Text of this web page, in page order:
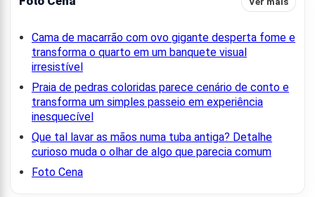
Cama de macarrão com ovo gigante desperta fome e
transforma o quarto em um banquete visual
irresistível
Praia de pedras coloridas parece cenário de conto e
transforma um simples passeio em experiência
inesquecível
Que tal lavar as mãos numa tuba antiga? Detalhe
curioso muda o olhar de algo que parecia comum
Foto Cena